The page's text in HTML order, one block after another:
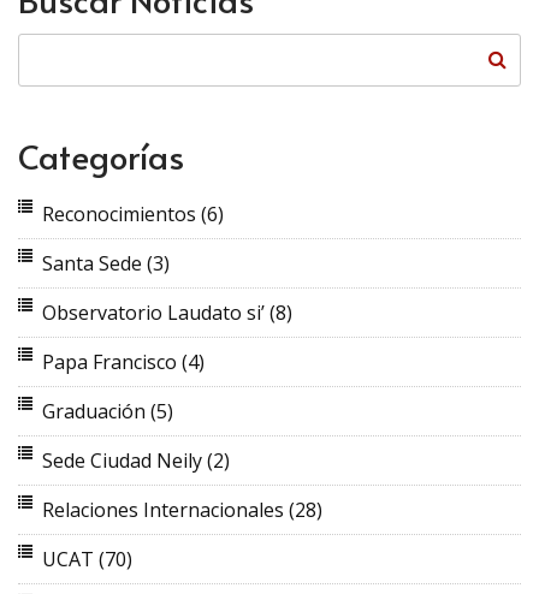
Categorías
Reconocimientos (6)
Santa Sede (3)
Observatorio Laudato si’(8)
Papa Francisco (4)
Graduación (5)
Sede Ciudad Neily(2)
Relaciones Internacionales (28)
UCAT (70)